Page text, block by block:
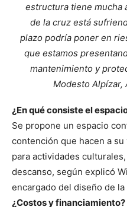
estructura tiene mucha
de la cruz está
plazo podría poner en
que estamos
mantenimiento y
Modesto Alpízar,
¿En qué consiste el
Se propone un espacio
contención que hacen a
para actividades
descanso, según explicó
encargado del diseño de
¿Costos y financiamiento?